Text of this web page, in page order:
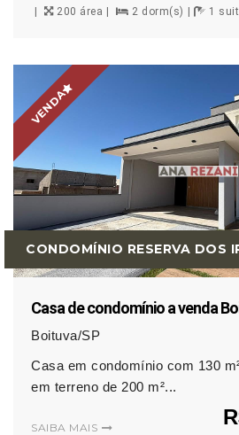
200 área 2 dorm(s) 1
CONDOMÍNIO RESERVA DOS
VENDA
Casa de condomínio a venda
Boituva/SP
Casa em condomínio com 130
em terreno de 200 m²...
R$
SAIBA MAIS